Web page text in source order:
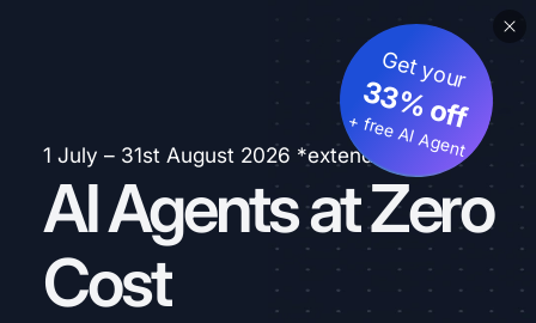
1 July – 31st August 2026 *extended
AI Agents at Zero
Cost
Get your
33% off
+ free AI Agent